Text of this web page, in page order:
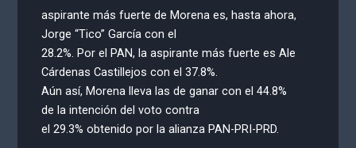
aspirante más fuerte de Morena es, hasta ahora,
Jorge “Tico” García con el
28.2%. Por el PAN, la aspirante más fuerte es Ale
Cárdenas Castillejos con el 37.8%.
Aún así, Morena lleva las de ganar con el 44.8%
de la intención del voto contra
el 29.3% obtenido por la alianza PAN-PRI-PRD.